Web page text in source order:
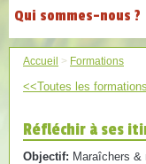
Qui sommes-nous ?
Accueil > Formations
<<Toutes les formations
Réfléchir à ses
Objectif: Maraîchers &